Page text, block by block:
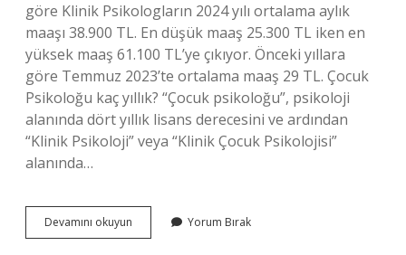
göre Klinik Psikologların 2024 yılı ortalama aylık
maaşı 38.900 TL. En düşük maaş 25.300 TL iken en
yüksek maaş 61.100 TL’ye çıkıyor. Önceki yıllara
göre Temmuz 2023’te ortalama maaş 29 TL. Çocuk
Psikoloğu kaç yıllık? “Çocuk psikoloğu”, psikoloji
alanında dört yıllık lisans derecesini ve ardından
“Klinik Psikoloji” veya “Klinik Çocuk Psikolojisi”
alanında…
Devamını okuyun
Psikologlar
Yorum Bırak